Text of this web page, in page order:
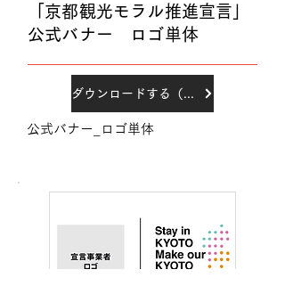
「京都観光モラル推進宣言」
公式バナー ロゴ単体
ダウンロードする（PNG）
公式バナー_ロゴ単体